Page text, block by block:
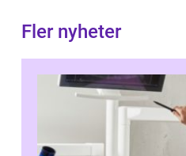
Fler nyheter